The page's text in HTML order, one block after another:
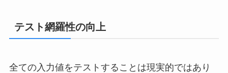
テスト網羅性の向上
全ての入力値をテストすることは現実的ではあり